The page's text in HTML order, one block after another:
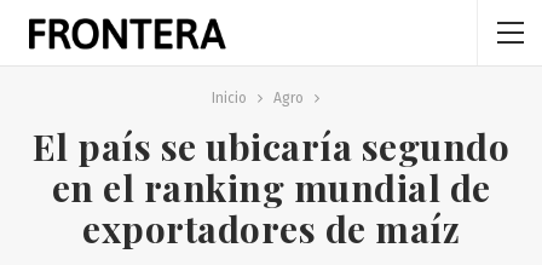
Inicio Agro
El país se ubicaría segundo
en el ranking mundial de
exportadores de maíz